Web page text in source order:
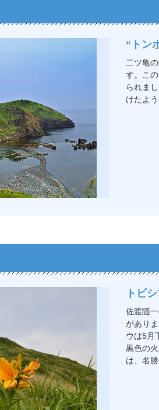
“トン
二ツ亀
す。こ
られま
けたよ
トビ
佐渡随
があり
ウは5月
黒色の
は、名